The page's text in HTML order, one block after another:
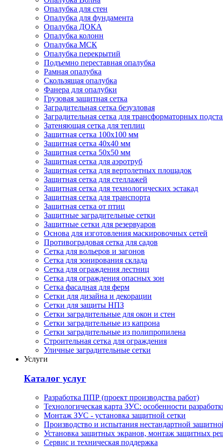
Опалубка для стен
Опалубка для фундамента
Опалубка ДОКА
Опалубка колонн
Опалубка МСК
Опалубка перекрытий
Подъемно переставная опалубка
Рамная опалубка
Скользящая опалубка
Фанера для опалубки
Грузовая защитная сетка
Заградительная сетка безузловая
Заградительная сетка для трансформаторных
Затеняющая сетка для теплиц
Защитная сетка 100х100 мм
Защитная сетка 40х40 мм
Защитная сетка 50х50 мм
Защитная сетка для аэротруб
Защитная сетка для вертолетных площадок
Защитная сетка для стеллажей
Защитная сетка для технологических эстакад
Защитная сетка для транспорта
Защитная сетка от птиц
Защитные заградительные сетки
Защитные сетки для резервуаров
Основа для изготовления маскировочных сетей
Противоградовая сетка для садов
Сетка для вольеров и загонов
Сетка для зонирования склада
Сетка для ограждения лестниц
Сетка для ограждения опасных зон
Сетка фасадная для ферм
Сетки для дизайна и декорации
Сетки для защиты НПЗ
Сетки заградительные для окон и стен
Сетки заградительные из капрона
Сетки заградительные из полипропилена
Строительная сетка для ограждения
Уличные заградительные сетки
Услуги
Каталог услуг
Разработка ППР (проект производства работ)
Технологическая карта ЗУС: особенности
Монтаж ЗУС - установка защитной сетки
Производство и испытания нестандартной
Установка защитных экранов, монтаж защитных
Сервис и техническая поддержка